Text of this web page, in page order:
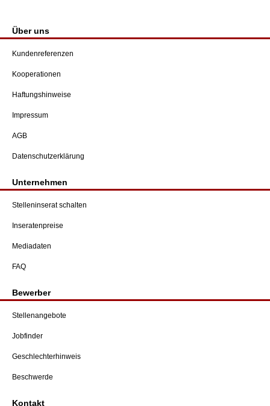
Über uns
Kundenreferenzen
Kooperationen
Haftungshinweise
Impressum
AGB
Datenschutzerklärung
Unternehmen
Stelleninserat schalten
Inseratenpreise
Mediadaten
FAQ
Bewerber
Stellenangebote
Jobfinder
Geschlechterhinweis
Beschwerde
Kontakt